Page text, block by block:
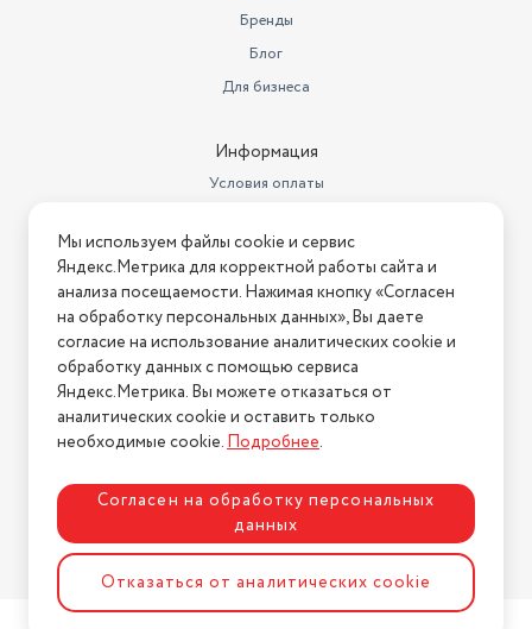
Бренды
Блог
Для бизнеса
Информация
Условия оплаты
Условия возврата
Нашли ошибку на сайте? Напишите нам
2026 © Интернет-магазин "АстМаркет". У нас есть всё!
Политика конфиденциальности
Разработка сайтаASTDESIGN
Мы используем файлы cookie и сервис
Яндекс.Метрика для корректной работы сайта и
анализа посещаемости. Нажимая кнопку «Согласен
на обработку персональных данных», Вы даете
согласие на использование аналитических cookie и
обработку данных с помощью сервиса
Яндекс.Метрика. Вы можете отказаться от
аналитических cookie и оставить только
необходимые cookie.Подробнее.
Согласен на обработку персональных
данных
Отказаться от аналитических cookie